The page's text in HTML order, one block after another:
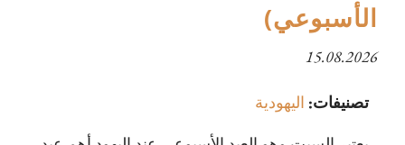
الأسبوعي)
15.08.2026
تصنيفات: اليهودية